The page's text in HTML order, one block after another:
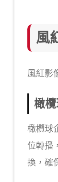
風
風紅影
橄
橄欖球
位轉播
換，確